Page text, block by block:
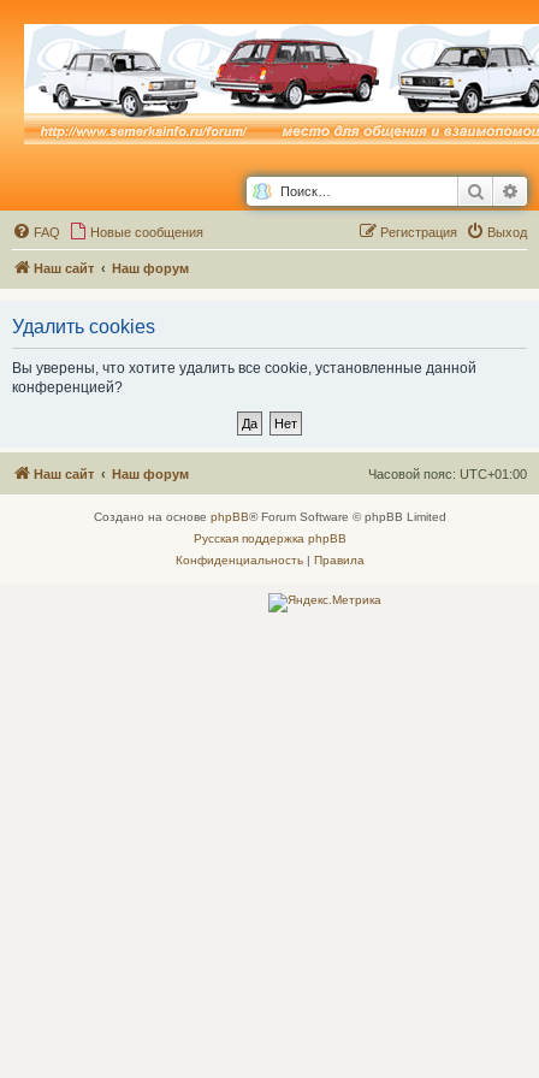
Поиск
FAQ Новые сообщения Выход
Регистрация
Наш сайт Наш форум
Удалить cookies
Вы уверены, что хотите удалить все cookie, установленные данной
конференцией?
Наш сайт Наш форум Часовой пояс: UTC+01:00
Создано на основе phpBB® Forum Software © phpBB Limited
Русская поддержка phpBB
Конфиденциальность| Правила